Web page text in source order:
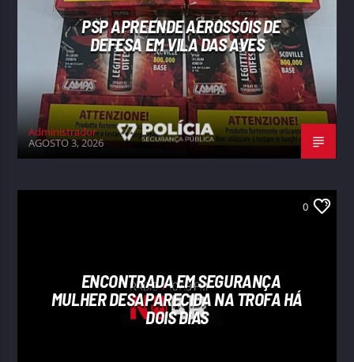
PSP APREENDE AEROSSÓIS DE
DEFESA EM VILA DAS AVES
Administrador
AGOSTO 3, 2026
0
ENCONTRADA EM SEGURANÇA
MULHER DESAPARECIDA NA TROFA HÁ
DOIS DIAS